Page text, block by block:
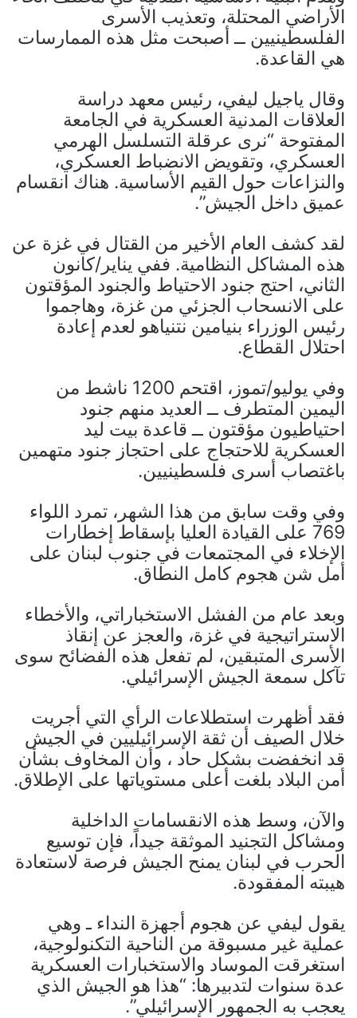
الأراضي المحتلة، وتعذيب الأسرى
الفلسطينيين ــ أصبحت مثل هذه الممارسات
هي القاعدة.
وقال ياجيل ليفي، رئيس معهد دراسة
العلاقات المدنية العسكرية في الجامعة
المفتوحة “نرى عرقلة التسلسل الهرمي
العسكري، وتقويض الانضباط العسكري،
والنزاعات حول القيم الأساسية. هناك انقسام
عميق داخل الجيش”.
لقد كشف العام الأخير من القتال في غزة عن
هذه المشاكل النظامية. ففي يناير/كانون
الثاني، احتج جنود الاحتياط والجنود المؤقتون
على الانسحاب الجزئي من غزة، وهاجموا
رئيس الوزراء بنيامين نتنياهو لعدم إعادة
احتلال القطاع.
وفي يوليو/تموز، اقتحم 1200 ناشط من
اليمين المتطرف ــ العديد منهم جنود
احتياطيون مؤقتون ــ قاعدة بيت ليد
العسكرية للاحتجاج على احتجاز جنود متهمين
باغتصاب أسرى فلسطينيين.
وفي وقت سابق من هذا الشهر، تمرد اللواء
769 على القيادة العليا بإسقاط إخطارات
الإخلاء في المجتمعات في جنوب لبنان على
أمل شن هجوم كامل النطاق.
وبعد عام من الفشل الاستخباراتي، والأخطاء
الاستراتيجية في غزة، والعجز عن إنقاذ
الأسرى المتبقين، لم تفعل هذه الفضائح سوى
تآكل سمعة الجيش الإسرائيلي.
فقد أظهرت استطلاعات الرأي التي أجريت
خلال الصيف أن ثقة الإسرائيليين في الجيش
قد انخفضت بشكل حاد ، وأن المخاوف بشأن
أمن البلاد بلغت أعلى مستوياتها على الإطلاق.
والآن، وسط هذه الانقسامات الداخلية
ومشاكل التجنيد الموثقة جيداً، فإن توسيع
الحرب في لبنان يمنح الجيش فرصة لاستعادة
هيبته المفقودة.
يقول ليفي عن هجوم أجهزة النداء ـ وهي
عملية غير مسبوقة من الناحية التكنولوجية،
استغرقت الموساد والاستخبارات العسكرية
عدة سنوات لتدبيرها: “هذا هو الجيش الذي
يعجب به الجمهور الإسرائيلي”.